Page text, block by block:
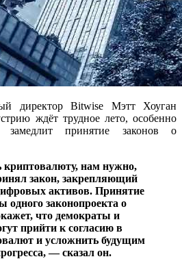
директор Bitwise Мэтт Хоуган
ждёт трудное лето, особенно
принятие законов о
криптовалюту, нам нужно,
закон, закрепляющий
активов. Принятие
одного законопроекта о
что демократы и
прийти к согласию в
и усложнить будущим
— сказал он.